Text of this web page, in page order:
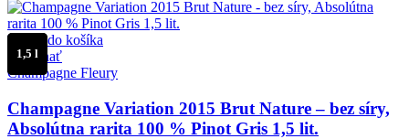
Pridať do košíka
Porovnať
Champagne Fleury
Champagne Variation 2015 Brut Nature – bez síry,
Absolútna rarita 100 % Pinot Gris 1,5 lit.
1,5 l